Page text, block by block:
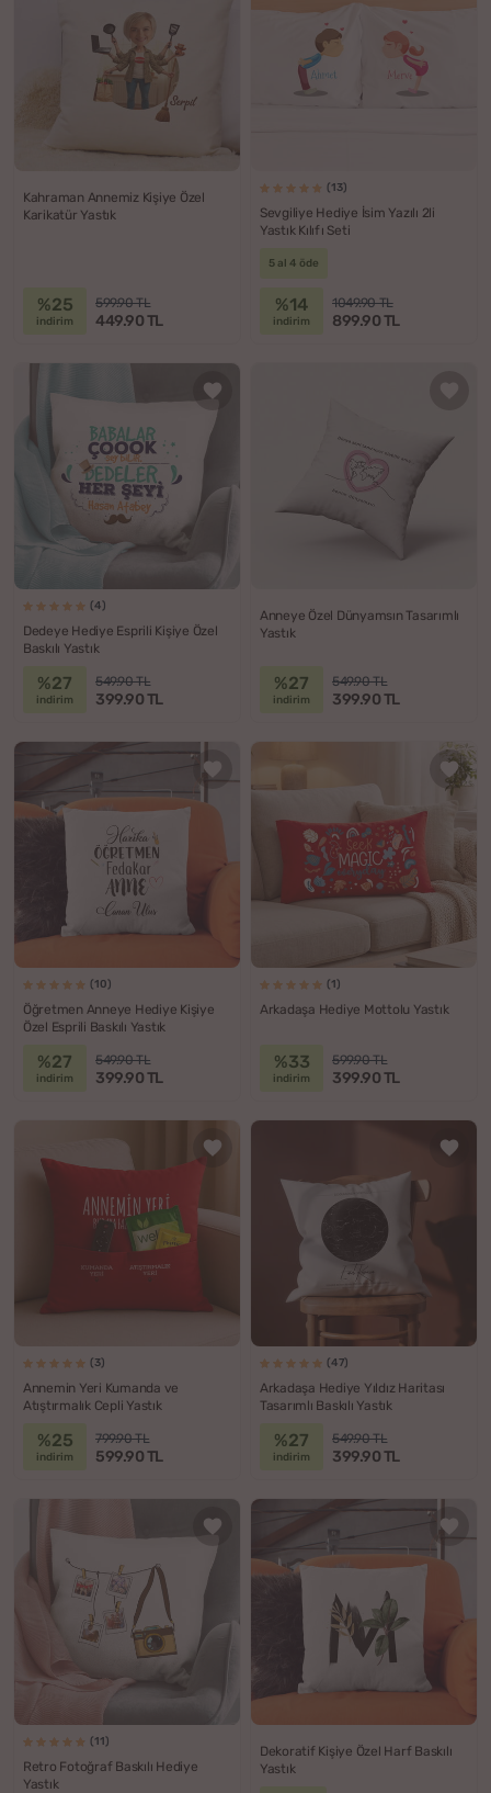
Kahraman Annemiz Kişiye Özel
Karikatür Yastık
%25
indirim
599.90 TL
449.90 TL
(13)
Sevgiliye Hediye İsim Yazılı 2li
Yastık Kılıfı Seti
5 al 4 öde
%14
indirim
1049.90 TL
899.90 TL
(4)
Dedeye Hediye Esprili Kişiye Özel
Baskılı Yastık
%27
indirim
549.90 TL
399.90 TL
Anneye Özel Dünyamsın Tasarımlı
Yastık
%27
indirim
549.90 TL
399.90 TL
(10)
Öğretmen Anneye Hediye Kişiye
Özel Esprili Baskılı Yastık
%27
indirim
549.90 TL
399.90 TL
(1)
Arkadaşa Hediye Mottolu Yastık
%33
indirim
599.90 TL
399.90 TL
(3)
Annemin Yeri Kumanda ve
Atıştırmalık Cepli Yastık
%25
indirim
799.90 TL
599.90 TL
(47)
Arkadaşa Hediye Yıldız Haritası
Tasarımlı Baskılı Yastık
%27
indirim
549.90 TL
399.90 TL
(11)
Retro Fotoğraf Baskılı Hediye
Yastık
Dekoratif Kişiye Özel Harf Baskılı
Yastık